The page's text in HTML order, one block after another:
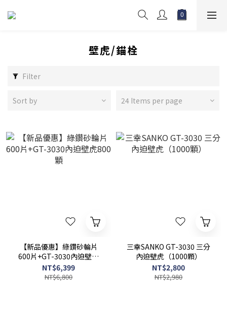
壁虎/錨栓
Filter
Sort by 24 Items per page
【新品優惠】綠鑽砂輪片
600片+GT-3030內迫壁虎
800顆
NT$6,399
NT$6,800
三幸SANKO GT-3030 三分
內迫壁虎（1000顆）
NT$2,800
NT$2,980